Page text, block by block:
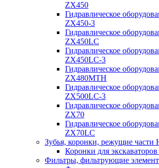
ZX450
Гидравлическое
ZX450-3
Гидравлическое
ZX450LC
Гидравлическое
ZX450LC-3
Гидравлическое
ZX480MTH
Гидравлическое
ZX500LC-3
Гидравлическое
ZX70
Гидравлическое
ZX70LC
Зубья, коронки, режущие части
Коронки для
Фильтры, фильтрующие